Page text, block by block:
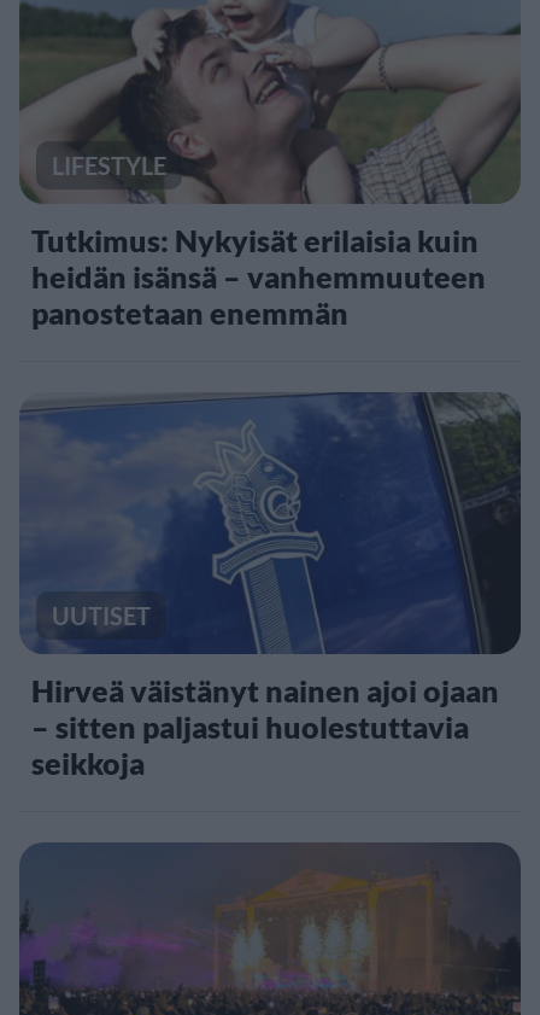
LIFESTYLE
Tutkimus: Nykyisät erilaisia kuin
heidän isänsä – vanhemmuuteen
panostetaan enemmän
UUTISET
Hirveä väistänyt nainen ajoi ojaan
– sitten paljastui huolestuttavia
seikkoja